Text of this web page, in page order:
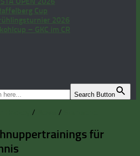
Cup
2026
– GKC im CR
Search Button
/ /
für